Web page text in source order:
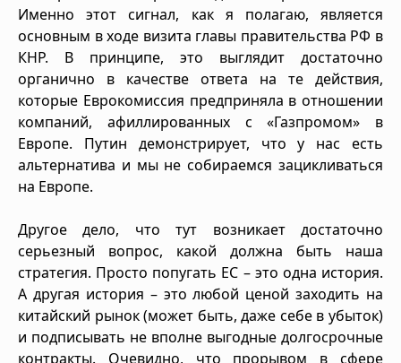
Именно этот сигнал, как я полагаю, является
основным в ходе визита главы правительства РФ в
КНР. В принципе, это выглядит достаточно
органично в качестве ответа на те действия,
которые Еврокомиссия предприняла в отношении
компаний, афиллированных с «Газпромом» в
Европе. Путин демонстрирует, что у нас есть
альтернатива и мы не собираемся зацикливаться
на Европе.
Другое дело, что тут возникает достаточно
серьезный вопрос, какой должна быть наша
стратегия. Просто попугать ЕС – это одна история.
А другая история – это любой ценой заходить на
китайский рынок (может быть, даже себе в убыток)
и подписывать не вполне выгодные долгосрочные
контракты. Очевидно, что прорывом в сфере